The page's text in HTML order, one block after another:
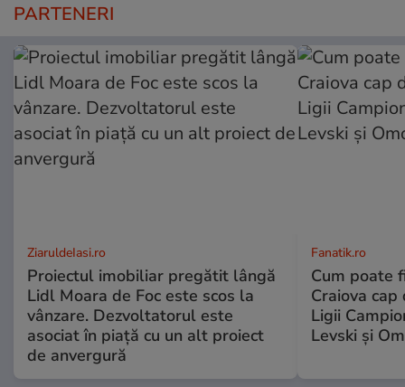
PARTENERI
ZiaruldeIasi.ro
Proiectul imobiliar pregătit lângă
Lidl Moara de Foc este scos la
vânzare. Dezvoltatorul este
asociat în piață cu un alt proiect
de anvergură
Fanatik.ro
Cum poate
Craiova
Ligii
Levski şi